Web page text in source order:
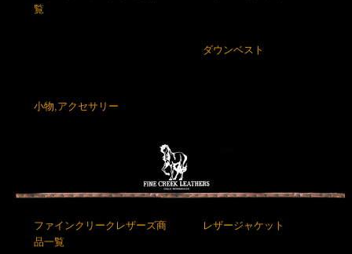
覧
ダウンベスト
小物,アクセサリー
ファインクリークレザーズ商
品一覧
レザージャケット